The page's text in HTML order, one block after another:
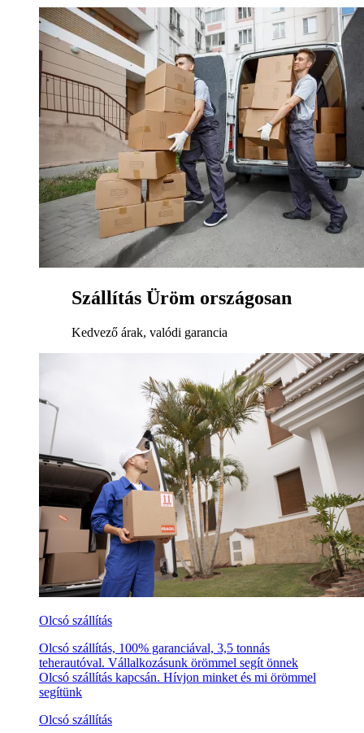
Szállítás Üröm országosan
Kedvező árak, valódi garancia
Olcsó szállítás
Olcsó szállítás, 100% garanciával, 3,5 tonnás
teherautóval. Vállalkozásunk örömmel segít önnek
Olcsó szállítás kapcsán. Hívjon minket és mi örömmel
segítünk
Olcsó szállítás